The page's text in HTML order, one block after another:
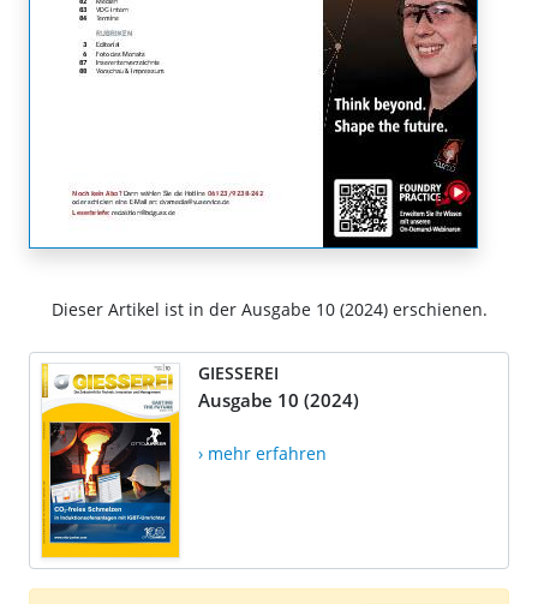
Dieser Artikel ist in der Ausgabe 10 (2024) erschienen.
GIESSEREI
Ausgabe 10 (2024)
› mehr erfahren